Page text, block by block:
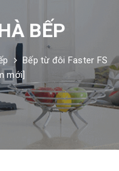
BẾP
Bếp từ đôi Faster FS
mới]